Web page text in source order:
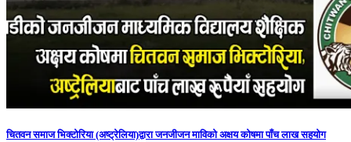
चितवन समाज भिक्टोरिया (अष्ट्रेलिया)द्वारा जनजीजन माविको अक्षय कोषमा पाँच लाख सहयोग